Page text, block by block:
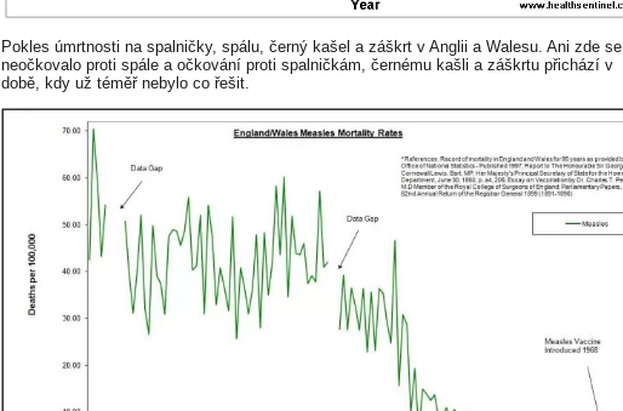
Pokles úmrtnosti na spalničky, spálu, černý kašel a záškrt v Anglii a Walesu. Ani zde se
neočkovalo proti spále a očkování proti spalničkám, černému kašli a záškrtu přichází v
době, kdy už téměř nebylo co řešit.